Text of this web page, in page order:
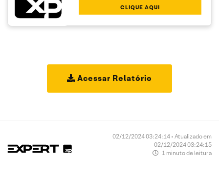
CLIQUE AQUI
Acessar Relatório
02/12/2024 03:24:14 • Atualizado em
02/12/2024 03:24:15
1 minuto de leitura